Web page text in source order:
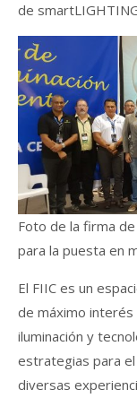
de
Foto de la firma
para la puesta en
El FIIC es un
de máximo
iluminación y
estrategias para
diversas